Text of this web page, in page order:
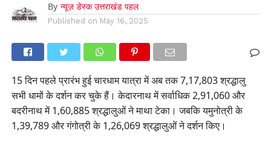
By न्यूज़ डेस्क उत्तराखंड पहल
Published on May 16, 2025
15 दिन पहले प्रारंभ हुई चारधाम यात्रा में अब तक 7,17,803 श्रद्धालु
सभी धामों के दर्शन कर चुके हैं। केदारनाथ में सर्वाधिक 2,91,060 और
बदरीनाथ में 1,60,885 श्रद्धालुओं ने माथा टेका। जबकि यमुनोत्री के
1,39,789 और गंगोत्री के 1,26,069 श्रद्धालुओं ने दर्शन किए।